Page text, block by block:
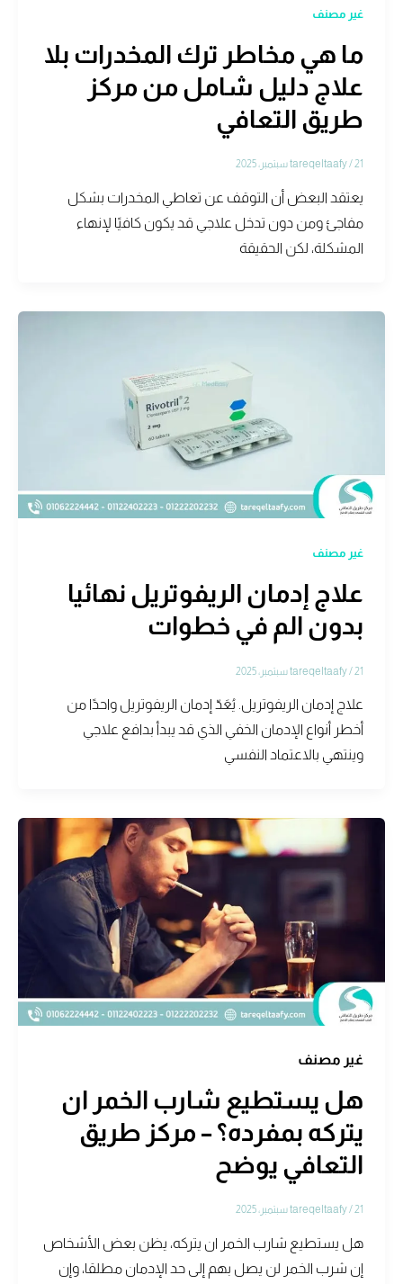
غير مصنف
ما هي مخاطر ترك المخدرات بلا
علاج دليل شامل من مركز
طريق التعافي
tareqeltaafy/21 سبتمبر، 2025
يعتقد البعض أن التوقف عن تعاطي المخدرات بشكل
مفاجئ ومن دون تدخل علاجي قد يكون كافيًا لإنهاء
المشكلة، لكن الحقيقة
غير مصنف
علاج إدمان الريفوتريل نهائيا
بدون الم في خطوات
tareqeltaafy/ 21 سبتمبر، 2025
علاج إدمان الريفوتريل. يُعَدّ إدمان الريفوتريل واحدًا من
أخطر أنواع الإدمان الخفي الذي قد يبدأ بدافع علاجي
وينتهي بالاعتماد النفسي
غير مصنف
هل يستطيع شارب الخمر ان
يتركه بمفرده؟ – مركز طريق
التعافي يوضح
tareqeltaafy/21 سبتمبر، 2025
هل يستطيع شارب الخمر ان يتركه، يظن بعض الأشخاص
إن شرب الخمر لن يصل بهم إلى حد الإدمان مطلقا، وإن